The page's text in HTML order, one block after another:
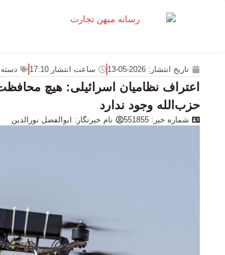
تاریخ انتشار: 2026-05-13 ساعت انتشار 17:10
حزب‌الله وجود ندارد
شماره خبر: 551855 نام خبرنگار: ابوالفضل نورالدین